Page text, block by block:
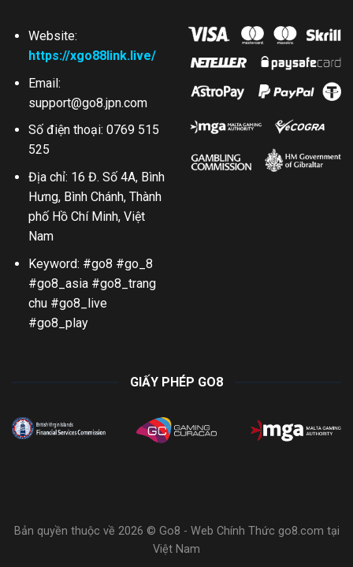
Website:
https://xgo88link.live/
Email:
support@go8.jpn.com
Số điện thoại: 0769 515
525
Địa chỉ: 16 Đ. Số 4A, Bình
Hưng, Bình Chánh, Thành
phố Hồ Chí Minh, Việt
Nam
Keyword: #go8 #go_8
#go8_asia #go8_trang
chu #go8_live
#go8_play
GIẤY PHÉP GO8
Bản quyền thuộc về 2026 © Go8 - Web Chính Thức go8.com tại
Việt Nam